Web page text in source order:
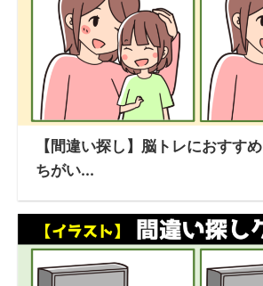
【間違い探し】脳トレにおすす
ちがい...